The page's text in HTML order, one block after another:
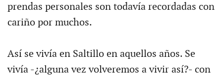
prendas personales son todavía recordadas con
cariño por muchos.
Así se vivía en Saltillo en aquellos años. Se
vivía -¿alguna vez volveremos a vivir así?- con